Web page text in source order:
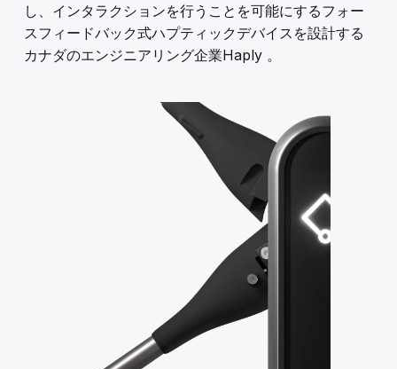
し、インタラクションを行うことを可能にするフォー
スフィードバック式ハプティックデバイスを設計する
カナダのエンジニアリング企業Haply 。